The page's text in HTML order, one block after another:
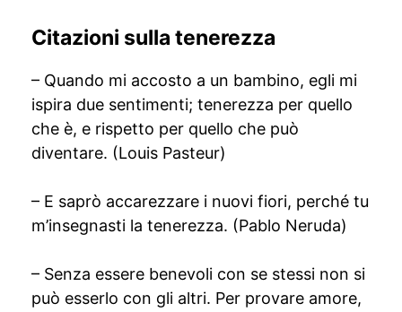
Citazioni sulla tenerezza
– Quando mi accosto a un bambino, egli mi
ispira due sentimenti; tenerezza per quello
che è, e rispetto per quello che può
diventare. (Louis Pasteur)
– E saprò accarezzare i nuovi fiori, perché tu
m’insegnasti la tenerezza. (Pablo Neruda)
– Senza essere benevoli con se stessi non si
può esserlo con gli altri. Per provare amore,